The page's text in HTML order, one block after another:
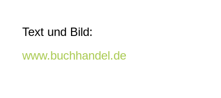
Text und Bild:
www.buchhandel.de